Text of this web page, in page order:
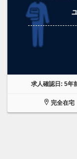
求人確認日: 5年
完全在宅